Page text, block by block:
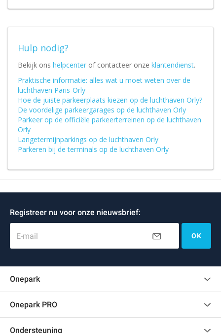
Hulp nodig?
Bekijk ons helpcenter of contacteer onze klantendienst.
Praktische informatie: alles wat u moet weten over de
luchthaven Paris-Orly
Hoe de juiste parkeerplaats kiezen op de luchthaven Orly?
De voordelige parkeergarages op de luchthaven Orly
Parkeer op de officiële parkeerterreinen op de luchthaven
Orly
Langetermijnparkings op de luchthaven Orly
Parkeren bij de terminals op de luchthaven Orly
Registreer nu voor onze nieuwsbrief:
E-mail OK
Onepark
Onepark PRO
Ondersteuning